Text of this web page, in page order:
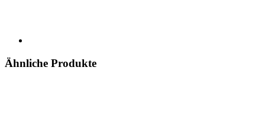
Ähnliche Produkte